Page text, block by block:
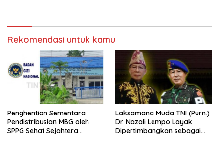
Rekomendasi untuk kamu
Penghentian Sementara
Pendistribusian MBG oleh
SPPG Sehat Sejahtera
Laksamana Muda TNI (Purn.)
Dr. Nazali Lempo Layak
Dipertimbangkan sebagai